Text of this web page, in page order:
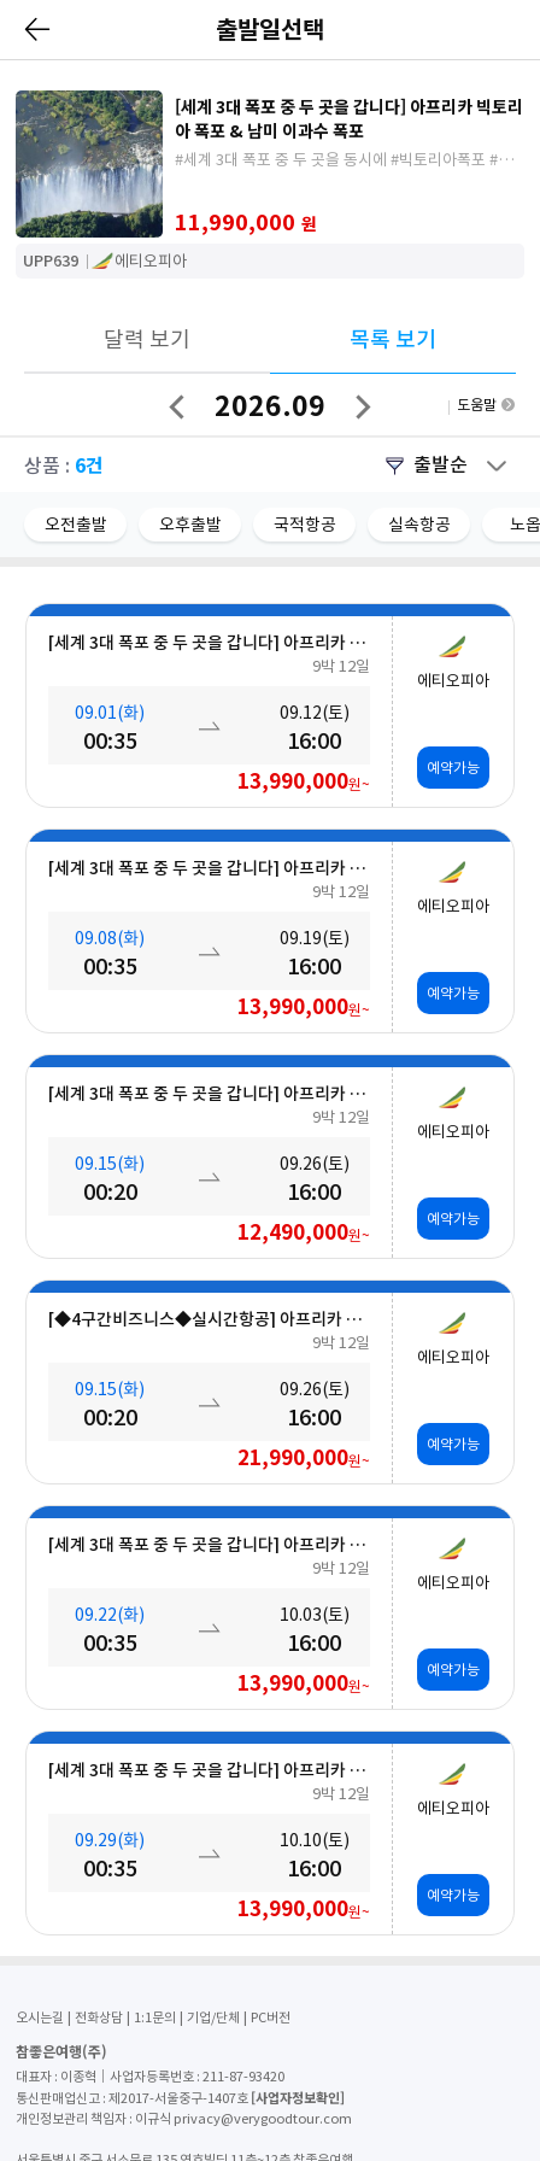
출발일선택
[세계 3대 폭포 중 두 곳을 갑니다] 아프리카 빅토리
아 폭포 & 남미 이과수 폭포
#세계 3대 폭포 중 두 곳을 동시에 #빅토리아폭포 #이
11,990,000 원
UPP639 에티오피아
달력 보기 목록 보기
이
2026.09
다
도움말
상품 : 6건 출발순
오전출발 오후출발 국적항공 실속항공 노
[세계 3대 폭포 중 두 곳을 갑니다] 아프리카 빅토리아 폭포 & 남미 12일
9박 12일
09.01(화)
00:35
09.12(토)
16:00
13,990,000원~
에티오피아
예약가능
[세계 3대 폭포 중 두 곳을 갑니다] 아프리카 빅토리아 폭포 & 남미 12일
9박 12일
09.08(화)
00:35
09.19(토)
16:00
13,990,000원~
에티오피아
예약가능
[세계 3대 폭포 중 두 곳을 갑니다] 아프리카 빅토리아 폭포 & 남미 12일
9박 12일
09.15(화)
00:20
09.26(토)
16:00
12,490,000원~
에티오피아
예약가능
[◆4구간비즈니스◆실시간항공] 아프리카 빅토리아 폭포 & 남미 12일
9박 12일
09.15(화)
00:20
09.26(토)
16:00
21,990,000원~
에티오피아
예약가능
[세계 3대 폭포 중 두 곳을 갑니다] 아프리카 빅토리아 폭포 & 남미 12일
9박 12일
09.22(화)
00:35
10.03(토)
16:00
13,990,000원~
에티오피아
예약가능
[세계 3대 폭포 중 두 곳을 갑니다] 아프리카 빅토리아 폭포 & 남미 12일
9박 12일
09.29(화)
00:35
10.10(토)
16:00
13,990,000원~
에티오피아
예약가능
오시는길 전화상담 1:1문의 기업/단체 PC버전
참좋은여행(주)
대표자 : 이종혁│사업자등록번호 : 211-87-93420
통신판매업신고 : 제2017-서울중구-1407호 [사업자정보확인]
개인정보관리 책임자 : 이규식 privacy@verygoodtour.com